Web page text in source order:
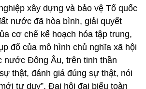
xây dựng và bảo vệ Tổ quốc
nước đã hòa bình, giải quyết
cơ chế kế hoạch hóa tập trung,
đổ của mô hình chủ nghĩa xã hội
nước Đông Âu, trên tinh thần
thật, đánh giá đúng sự thật, nói
tư duy”, Đại hội đại biểu toàn